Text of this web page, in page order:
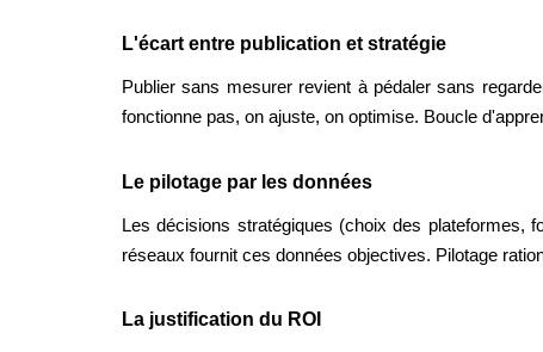
L'écart entre publication et stratégie
Publier sans mesurer revient à pédaler sans
fonctionne pas, on ajuste, on optimise. Boucle
Le pilotage par les données
Les décisions stratégiques (choix des plateformes,
réseaux fournit ces données objectives. Pilotage
La justification du ROI